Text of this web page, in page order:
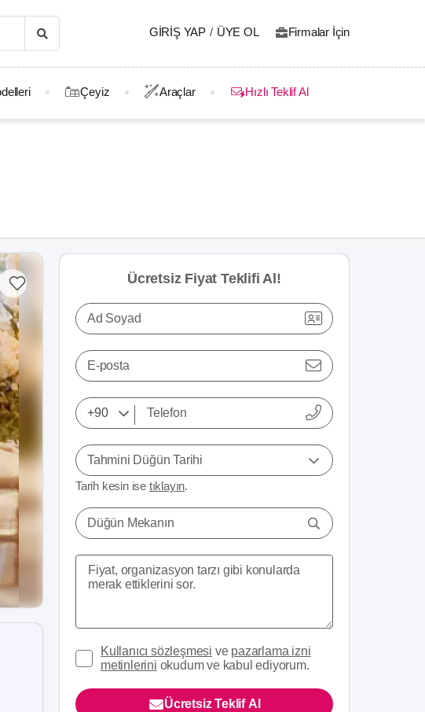
GIRIŞ YAP / ÜYE OL Firmalar İçin
Çeyiz Araçlar Hızlı Teklif Al
Ücretsiz Fiyat Teklifi Al!
Ad Soyad
E-posta
Tahmini Düğün Tarihi
Tarih kesin ise tıklayın.
Düğün Mekanın
Kullanıcı sözleşmesi ve pazarlama izni
metinlerini okudum ve kabul ediyorum.
Ücretsiz Teklif Al